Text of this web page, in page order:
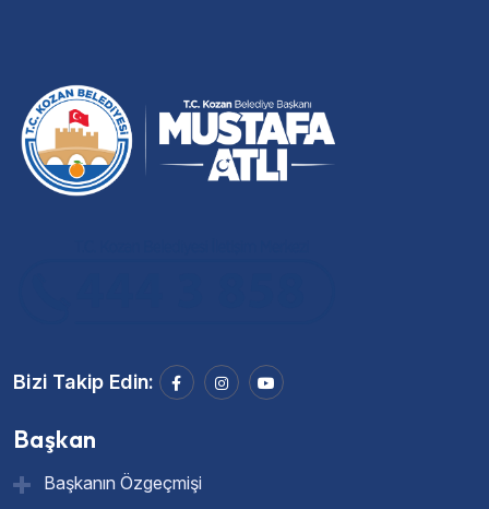
Bizi Takip Edin:
Başkan
Başkanın Özgeçmişi